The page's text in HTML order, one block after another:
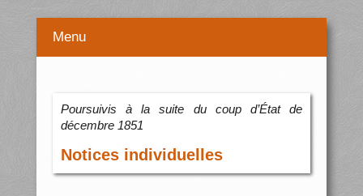
Menu
Poursuivis à la suite du coup d’État de
décembre 1851
Notices individuelles